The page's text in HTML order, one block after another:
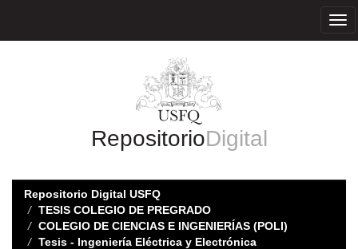
RepositorioDigital
Repositorio Digital USFQ
TESIS COLEGIO DE PREGRADO
COLEGIO DE CIENCIAS E INGENIERÍAS (POLI)
Tesis - Ingeniería Eléctrica y Electrónica